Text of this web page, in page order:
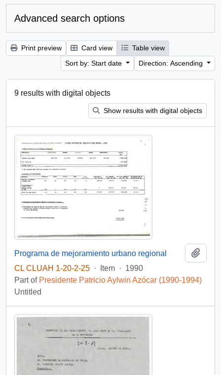
Advanced search options
Print preview Card view
Table view
Sort by: Start date
Direction: Ascending
9 results with digital objects
Show results with digital objects
Programa de mejoramiento urbano regional
CL CLUAH 1-20-2-25 · Item · 1990
Part of Presidente Patricio Aylwin Azócar (1990-1994)
Untitled